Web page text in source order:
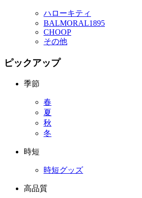
ハローキティ
BALMORAL1895
CHOOP
その他
ピックアップ
季節
春
夏
秋
冬
時短
時短グッズ
高品質